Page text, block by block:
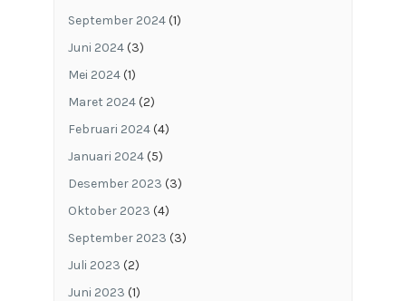
September 2024(1)
Juni 2024(3)
Mei 2024(1)
Maret 2024(2)
Februari 2024(4)
Januari 2024(5)
Desember 2023 (3)
Oktober 2023 (4)
September 2023 (3)
Juli 2023 (2)
Juni 2023 (1)